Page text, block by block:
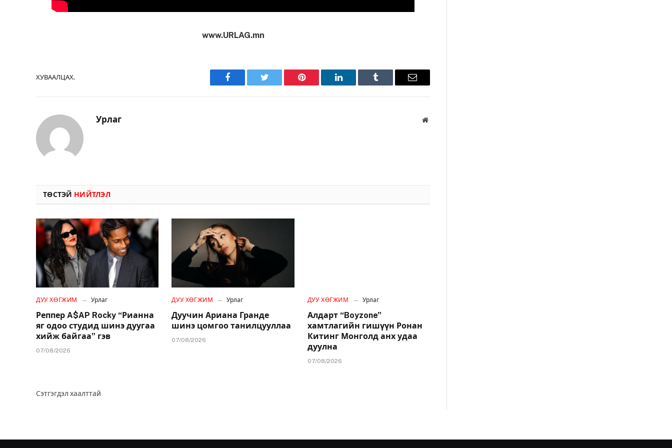
www.URLAG.mn
ХУВААЛЦАХ.
Facebook Twitter Pinterest LinkedIn Tumblr Имэйл
Урлаг Вэбсайт
ТӨСТЭЙ НИЙТЛЭЛ
ДУУ ХӨГЖИМ Урлаг
Реппер A$AP Rocky “Рианна
яг одоо студид шинэ дуугаа
хийж байгаа” гэв
07/08/2026
ДУУ ХӨГЖИМ Урлаг
Дуучин Ариана Гранде
шинэ цомгоо танилцууллаа
07/08/2026
ДУУ ХӨГЖИМ Урлаг
Алдарт “Boyzone”
хамтлагийн гишүүн Ронан
Китинг Монголд анх удаа
дуулна
07/08/2026
Сэтгэгдэл хаалттай